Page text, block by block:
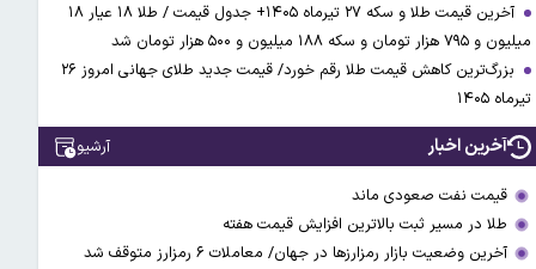
آخرین قیمت طلا و سکه ۲۷ تیرماه ۱۴۰۵+ جدول قیمت / طلا ۱۸ عیار ۱۸
میلیون و ۷۹۵ هزار تومان و سکه ۱۸۸ میلیون و ۵۰۰ هزار تومان شد
بزرگ‌ترین کاهش قیمت طلا رقم خورد/ قیمت جدید طلای جهانی امروز ۲۶
تیرماه ۱۴۰۵
آخرین اخبار آرشیو
قیمت نفت صعودی ماند
طلا در مسیر ثبت بالاترین افزایش قیمت هفته
آخرین وضعیت بازار رمزارزها در جهان/ معاملات ۶ رمزارز متوقف شد